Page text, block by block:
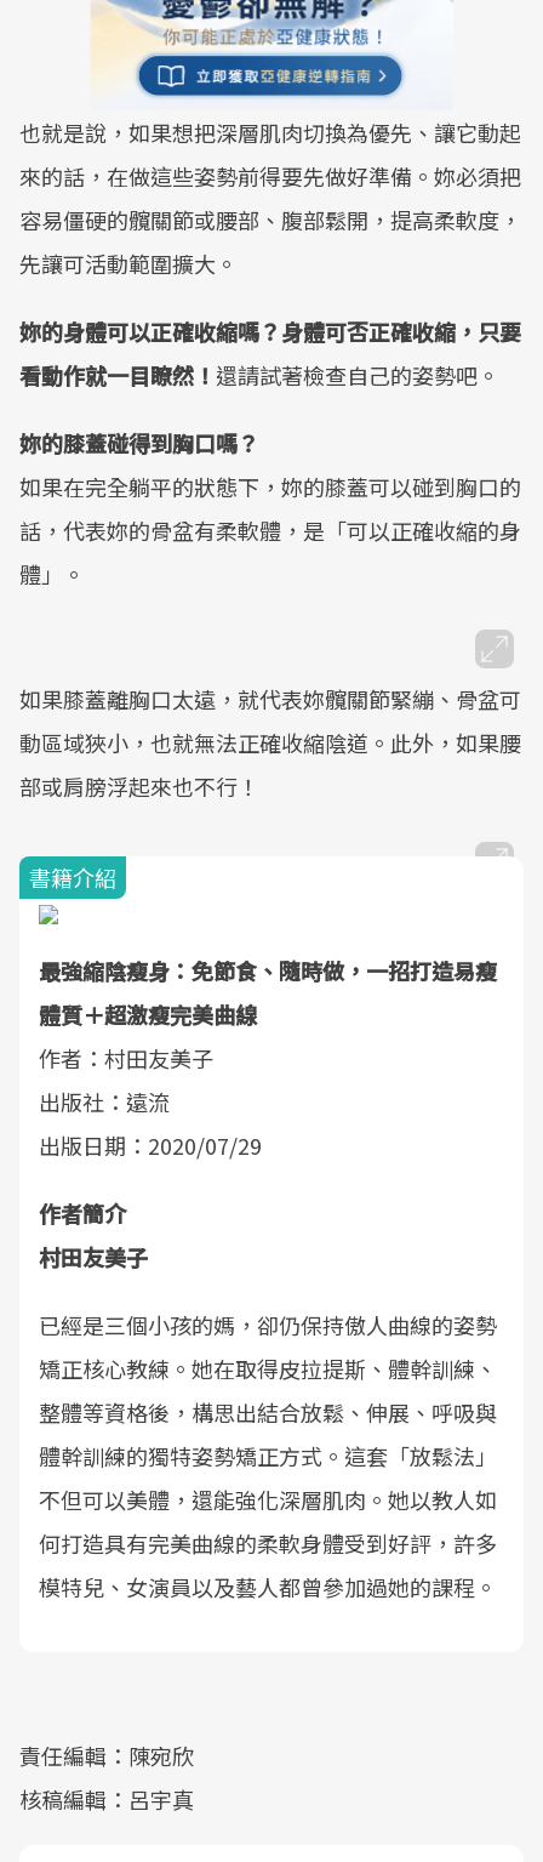
也就是說，如果想把深層肌肉切換為優先、讓它動起
來的話，在做這些姿勢前得要先做好準備。妳必須把
容易僵硬的髖關節或腰部、腹部鬆開，提高柔軟度，
先讓可活動範圍擴大。
妳的身體可以正確收縮嗎？身體可否正確收縮，只要
看動作就一目瞭然！ 還請試著檢查自己的姿勢吧。
妳的膝蓋碰得到胸口嗎？
如果在完全躺平的狀態下，妳的膝蓋可以碰到胸口的
話，代表妳的骨盆有柔軟體，是「可以正確收縮的身
體」。
如果膝蓋離胸口太遠，就代表妳髖關節緊繃、骨盆可
動區域狹小，也就無法正確收縮陰道。此外，如果腰
部或肩膀浮起來也不行！
書籍介紹
最強縮陰瘦身：免節食、隨時做，一招打造易瘦
體質＋超激瘦完美曲線
作者：村田友美子
出版社：遠流
出版日期：2020/07/29
作者簡介
村田友美子
已經是三個小孩的媽，卻仍保持傲人曲線的姿勢
矯正核心教練。她在取得皮拉提斯、體幹訓練、
整體等資格後，構思出結合放鬆、伸展、呼吸與
體幹訓練的獨特姿勢矯正方式。這套「放鬆法」
不但可以美體，還能強化深層肌肉。她以教人如
何打造具有完美曲線的柔軟身體受到好評，許多
模特兒、女演員以及藝人都曾參加過她的課程。
責任編輯：陳宛欣
核稿編輯：呂宇真